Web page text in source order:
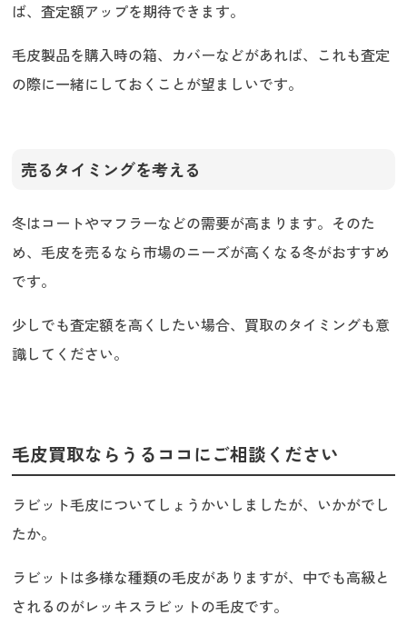
ば、査定額アップを期待できます。
毛皮製品を購入時の箱、カバーなどがあれば、これも査定
の際に一緒にしておくことが望ましいです。
売るタイミングを考える
冬はコートやマフラーなどの需要が高まります。そのた
め、毛皮を売るなら市場のニーズが高くなる冬がおすすめ
です。
少しでも査定額を高くしたい場合、買取のタイミングも意
識してください。
毛皮買取ならうるココにご相談ください
ラビット毛皮についてしょうかいしましたが、いかがでし
たか。
ラビットは多様な種類の毛皮がありますが、中でも高級と
されるのがレッキスラビットの毛皮です。